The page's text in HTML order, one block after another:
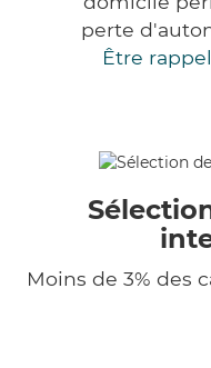
perte
Être
Moins de 3% des